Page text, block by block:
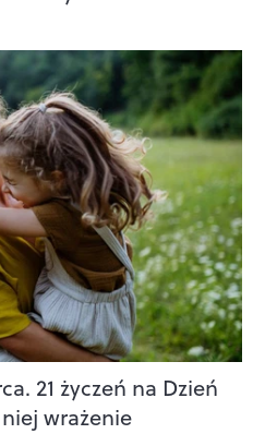
21 życzeń na Dzień
wrażenie